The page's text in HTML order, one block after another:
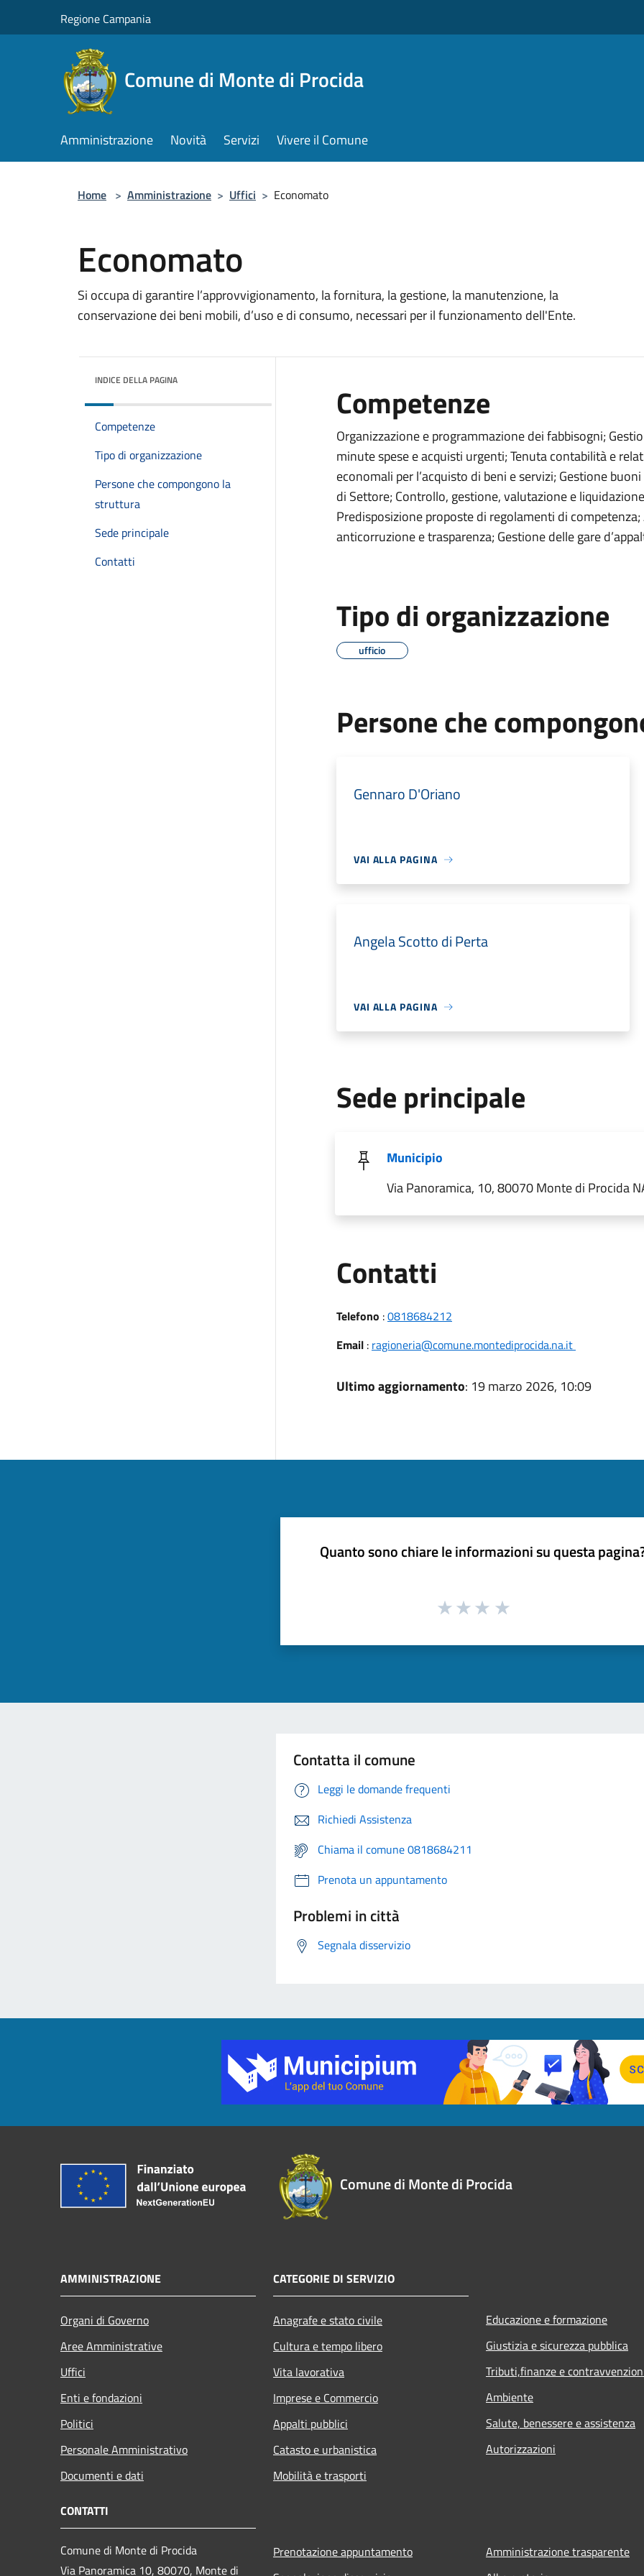
Regione Campania
Comune di Monte di Procida
Amministrazione Novità Servizi Vivere il Comune
Home > Amministrazione > Uffici > Economato
Economato
Si occupa di garantire l’approvvigionamento, la fornitura, la gestione, la manutenzione, la
conservazione dei beni mobili, d’uso e di consumo, necessari per il funzionamento dell'Ente.
INDICE DELLA PAGINA
Competenze
Tipo di organizzazione
Persone che compongono la
struttura
Sede principale
Contatti
Competenze
Organizzazione e programmazione dei fabbisogni;
minute spese e acquisti urgenti; Tenuta contabilità e
economali per l’acquisto di beni e servizi; Gestione
di Settore; Controllo, gestione, valutazione e
Predisposizione proposte di regolamenti di
anticorruzione e trasparenza; Gestione delle gare
Tipo di organizzazione
ufficio
Persone che
Gennaro D'Oriano
VAI ALLA PAGINA
Angela Scotto di Perta
VAI ALLA PAGINA
Sede principale
Municipio
Via Panoramica, 10, 80070 Monte di Procida
Contatti
Telefono :0818684212
Email: ragioneria@comune.montediprocida.na.it
Ultimo aggiornamento: 19 marzo 2026, 10:09
Quanto sono chiare le informazioni su questa
Contatta il comune
Leggi le domande frequenti
Richiedi Assistenza
Chiama il comune 0818684211
Prenota un appuntamento
Problemi in città
Segnala disservizio
Comune di Monte di Procida
AMMINISTRAZIONE
Organi di Governo
Aree Amministrative
Uffici
Enti e fondazioni
Politici
Personale Amministrativo
Documenti e dati
CATEGORIE DI SERVIZIO
Anagrafe e stato civile
Cultura e tempo libero
Vita lavorativa
Imprese e Commercio
Appalti pubblici
Catasto e urbanistica
Mobilità e trasporti
Educazione e formazione
Giustizia e sicurezza pubblica
Tributi,finanze e
Ambiente
Salute, benessere e assistenza
Autorizzazioni
CONTATTI
Comune di Monte di Procida
Via Panoramica 10, 80070, Monte di
Prenotazione appuntamento
Amministrazione trasparente